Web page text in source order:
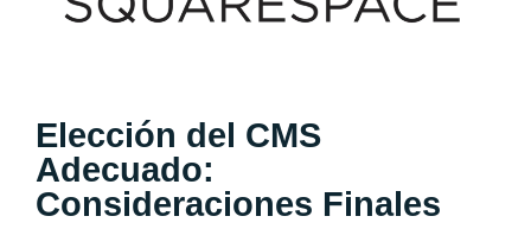
Elección del CMS
Adecuado:
Consideraciones Finales